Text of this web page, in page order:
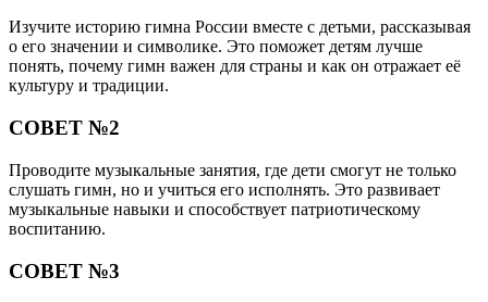
Изучите историю гимна России вместе с детьми, рассказывая
о его значении и символике. Это поможет детям лучше
понять, почему гимн важен для страны и как он отражает её
культуру и традиции.
СОВЕТ №2
Проводите музыкальные занятия, где дети смогут не только
слушать гимн, но и учиться его исполнять. Это развивает
музыкальные навыки и способствует патриотическому
воспитанию.
СОВЕТ №3